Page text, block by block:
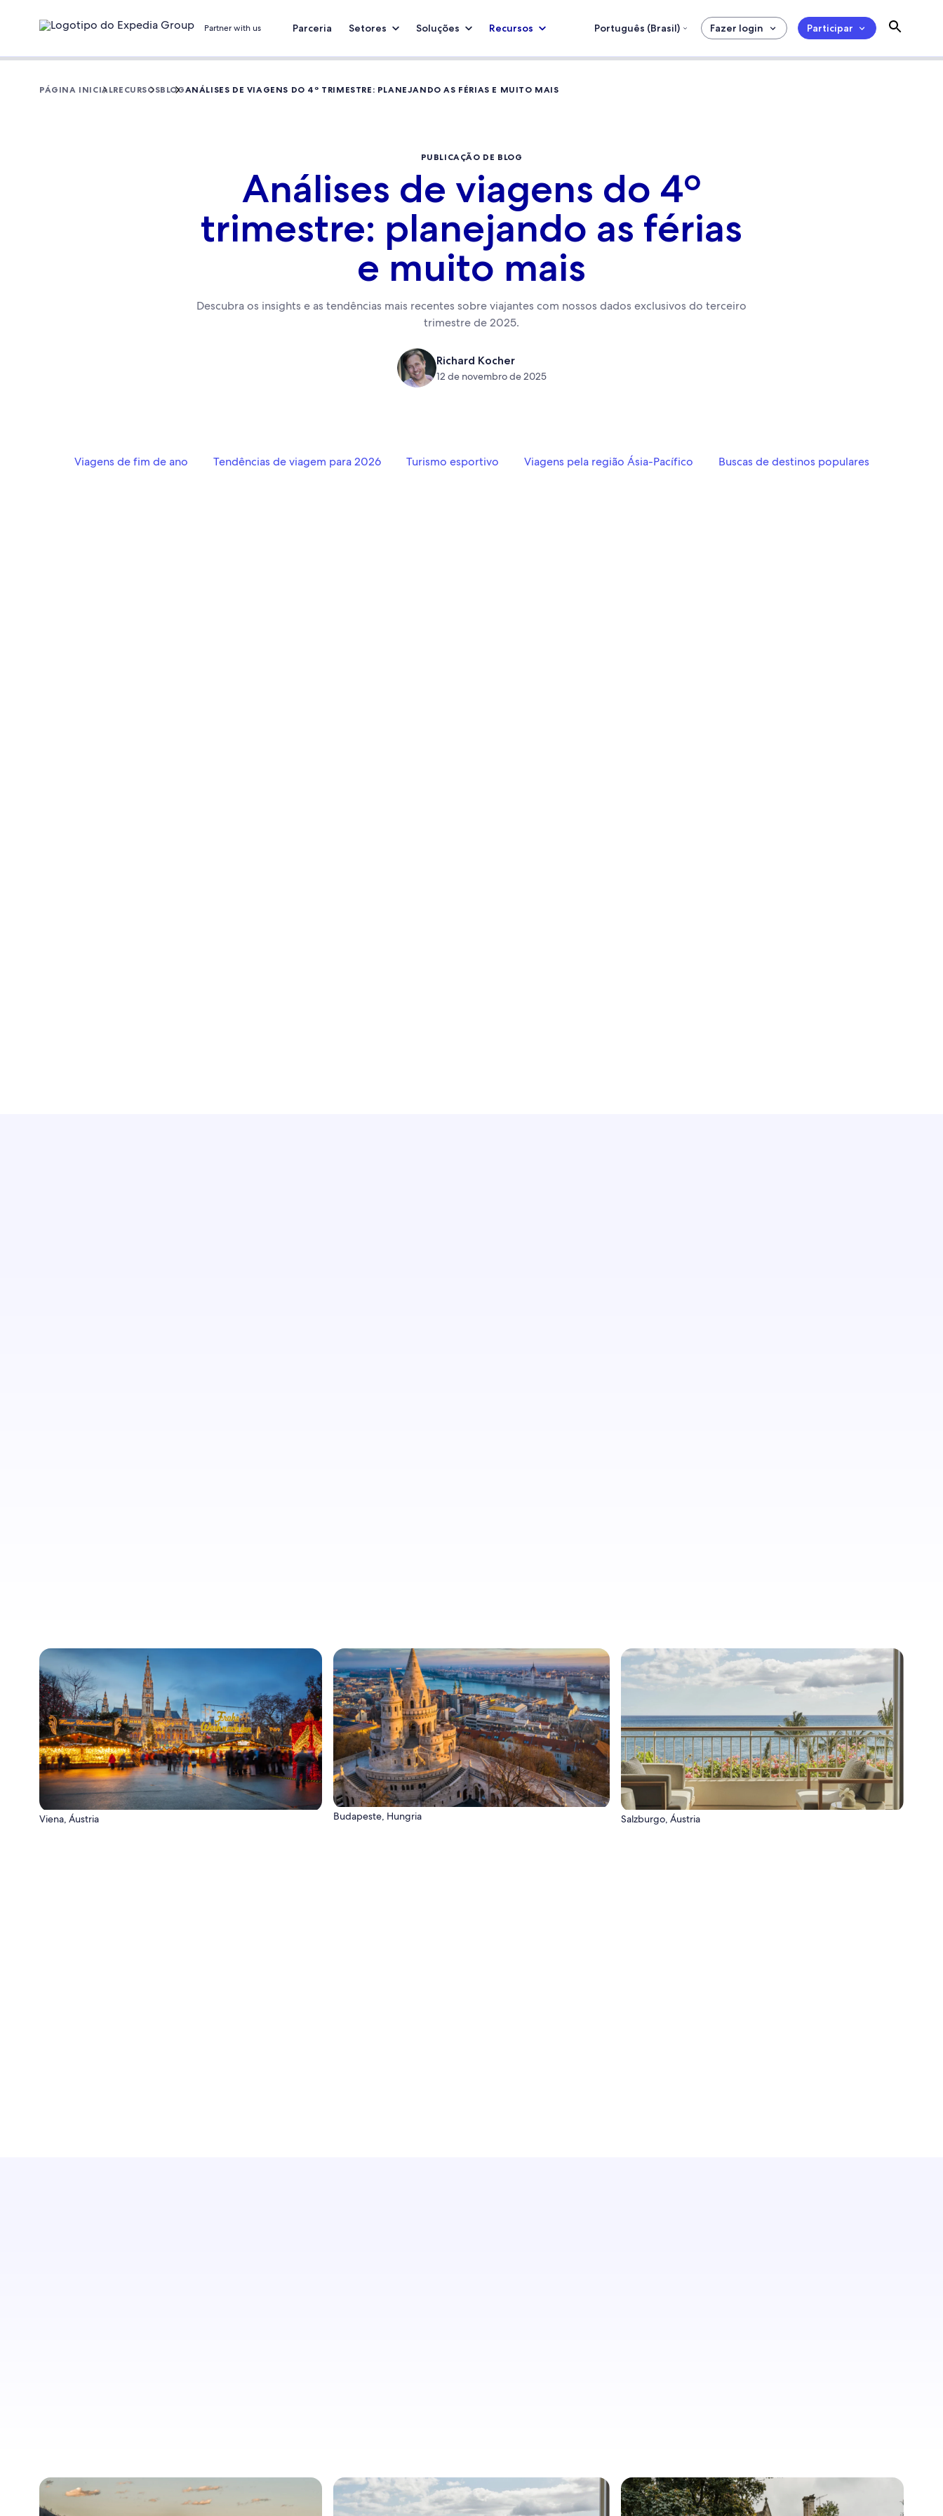
Partner with us Parceria Setores Soluções Recursos Português (Brasil) Fazer login Participar
PÁGINA INICIALRECURSOSBLOGANÁLISES DE VIAGENS DO 4º TRIMESTRE: PLANEJANDO AS FÉRIAS E MUITO MAIS
PUBLICAÇÃO DE BLOG
Análises de viagens do 4º
trimestre: planejando as férias
e muito mais
Descubra os insights e as tendências mais recentes sobre viajantes com nossos dados exclusivos do terceiro
trimestre de 2025.
Richard Kocher
12 de novembro de 2025
Viagens de fim de ano Tendências de viagem para 2026 Turismo esportivo Viagens pela região Ásia-Pacífico Buscas de destinos populares
Viena, Áustria Budapeste, Hungria Salzburgo, Áustria